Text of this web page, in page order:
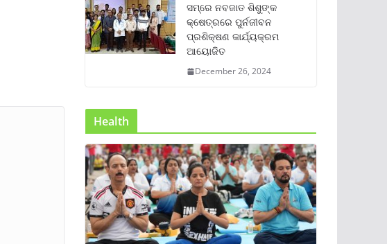
ସମ୍‌ରେ ନବଜାତ ଶିଶୁଙ୍କ
କ୍ଷେତ୍ରରେ ପୁର୍ନଜୀବନ
ପ୍ରଶିକ୍ଷଣ କାର୍ଯ୍ୟକ୍ରମ
ଆୟୋଜିତ
December 26, 2024
Health